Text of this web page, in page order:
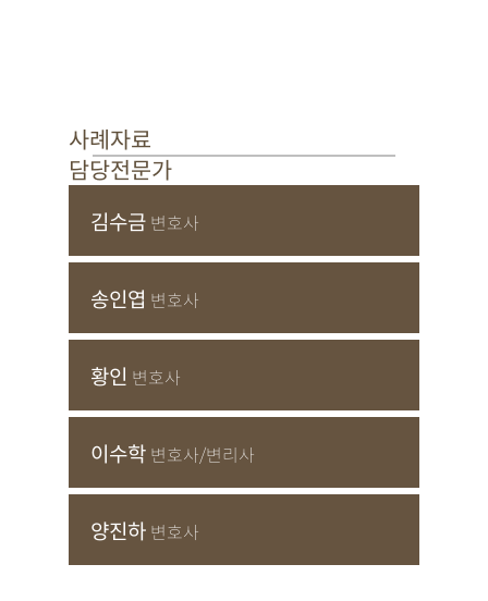
사례자료
담당전문가
김수금 변호사
송인엽 변호사
황인 변호사
이수학 변호사/변리사
양진하 변호사